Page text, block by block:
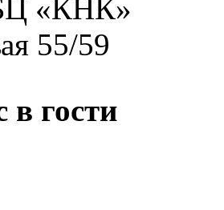
«КНК»
55/59
гости